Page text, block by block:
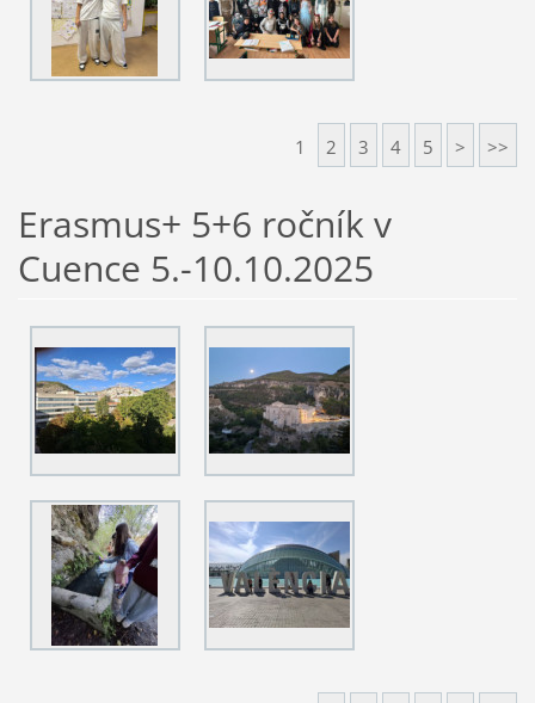
1 2 3 4 5 > >>
Erasmus+ 5+6 ročník v
Cuence 5.-10.10.2025